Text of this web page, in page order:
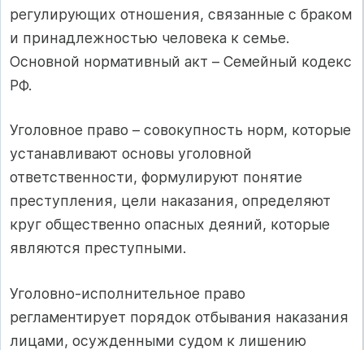
регулирующих отношения, связанные с браком
и принадлежностью человека к семье.
Основной нормативный акт – Семейный кодекс
РФ.
Уголовное право – совокупность норм, которые
устанавливают основы уголовной
ответственности, формулируют понятие
преступления, цели наказания, определяют
круг общественно опасных деяний, которые
являются преступными.
Уголовно-исполнительное право
регламентирует порядок отбывания наказания
лицами, осужденными судом к лишению